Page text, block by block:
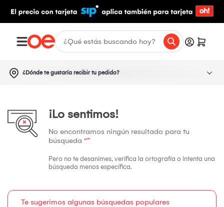
¿Dónde te gustaría recibir tu pedido?
¡Lo sentimos!
No encontramos ningún resultado para tu
búsqueda “”
Pero no te desanimes, verifica la ortografía o intenta una
búsqueda menos específica.
Te sugerimos algunas búsquedas populares